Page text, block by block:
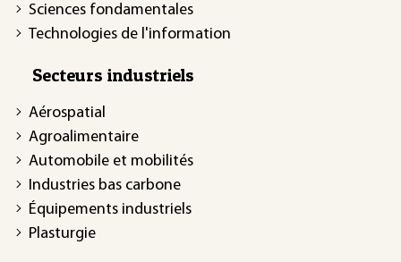
Sciences fondamentales
Technologies de l'information
Secteurs industriels
Aérospatial
Agroalimentaire
Automobile et mobilités
Industries bas carbone
Équipements industriels
Plasturgie